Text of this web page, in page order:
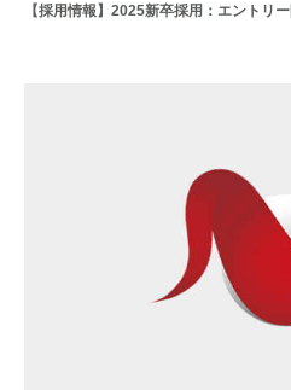
【​採用情報】20​25新卒採用：エントリ